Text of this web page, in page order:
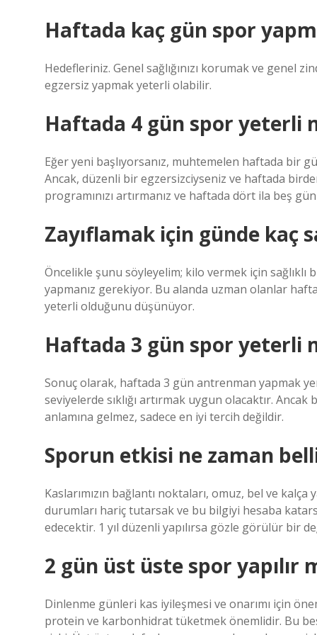
Haftada kaç gün spor
Hedefleriniz. Genel sağlığınızı korumak ve genel
egzersiz yapmak yeterli olabilir.
Haftada 4 gün spor yeterli
Eğer yeni başlıyorsanız, muhtemelen haftada bir
Ancak, düzenli bir egzersizciyseniz ve haftada
programınızı artırmanız ve haftada dört ila beş
Zayıflamak için günde kaç
Öncelikle şunu söyleyelim; kilo vermek için
yapmanız gerekiyor. Bu alanda uzman olanlar
yeterli olduğunu düşünüyor.
Haftada 3 gün spor yeterli
Sonuç olarak, haftada 3 gün antrenman yapmak
seviyelerde sıklığı artırmak uygun olacaktır.
anlamına gelmez, sadece en iyi tercih değildir.
Sporun etkisi ne zaman
Kaslarımızın bağlantı noktaları, omuz, bel ve
durumları hariç tutarsak ve bu bilgiyi hesaba
edecektir. 1 yıl düzenli yapılırsa gözle görülür bir
2 gün üst üste spor yapılır
Dinlenme günleri kas iyileşmesi ve onarımı için
protein ve karbonhidrat tüketmek önemlidir. Bu